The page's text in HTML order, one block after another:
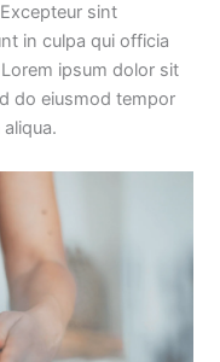
sint
in culpa qui officia
ipsum dolor sit
do eiusmod tempor